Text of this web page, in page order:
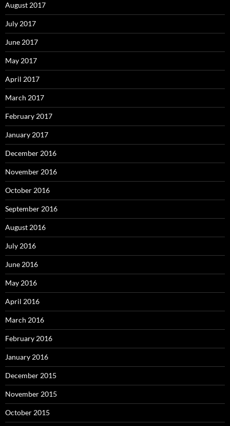
August 2017
July 2017
June 2017
May 2017
April 2017
March 2017
February 2017
January 2017
December 2016
November 2016
October 2016
September 2016
August 2016
July 2016
June 2016
May 2016
April 2016
March 2016
February 2016
January 2016
December 2015
November 2015
October 2015